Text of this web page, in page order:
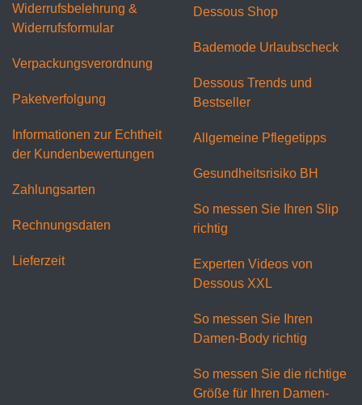
Widerrufsbelehrung &
Widerrufsformular
Verpackungsverordnung
Paketverfolgung
Informationen zur Echtheit
der Kundenbewertungen
Zahlungsarten
Rechnungsdaten
Lieferzeit
Dessous Shop
Bademode Urlaubscheck
Dessous Trends und
Bestseller
Allgemeine Pflegetipps
Gesundheitsrisiko BH
So messen Sie Ihren Slip
richtig
Experten Videos von
Dessous XXL
So messen Sie Ihren
Damen-Body richtig
So messen Sie die richtige
Größe für Ihren Damen-